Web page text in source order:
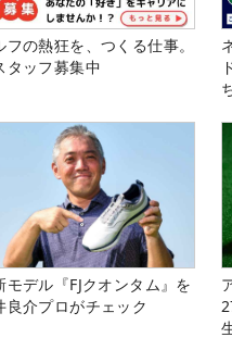
フの熱狂を、つくる仕事。
タッフ募集中
モデル『FJクオンタム』を
良介プロがチェック